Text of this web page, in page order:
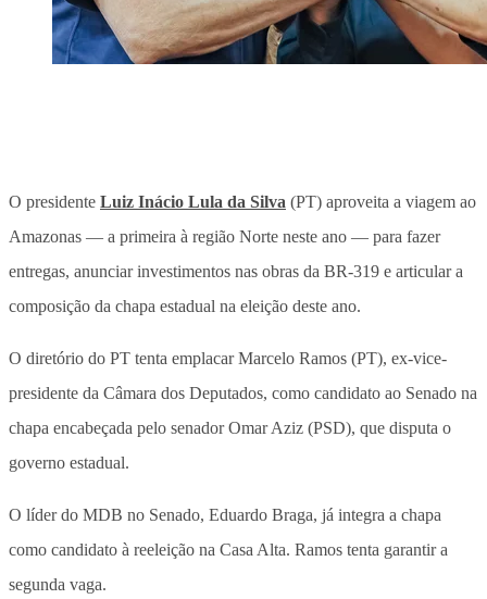
O presidente Luiz Inácio Lula da Silva (PT) aproveita a viagem ao
Amazonas — a primeira à região Norte neste ano — para fazer
entregas, anunciar investimentos nas obras da BR-319 e articular a
composição da chapa estadual na eleição deste ano.
O diretório do PT tenta emplacar Marcelo Ramos (PT), ex-vice-
presidente da Câmara dos Deputados, como candidato ao Senado na
chapa encabeçada pelo senador Omar Aziz (PSD), que disputa o
governo estadual.
O líder do MDB no Senado, Eduardo Braga, já integra a chapa
como candidato à reeleição na Casa Alta. Ramos tenta garantir a
segunda vaga.